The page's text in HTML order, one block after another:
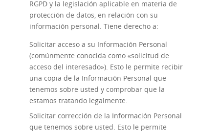
RGPD y la legislación aplicable en materia de
protección de datos, en relación con su
información personal. Tiene derecho a:
Solicitar acceso a su Información Personal
(comúnmente conocida como «solicitud de
acceso del interesado»). Esto le permite recibir
una copia de la Información Personal que
tenemos sobre usted y comprobar que la
estamos tratando legalmente.
Solicitar corrección de la Información Personal
que tenemos sobre usted. Esto le permite